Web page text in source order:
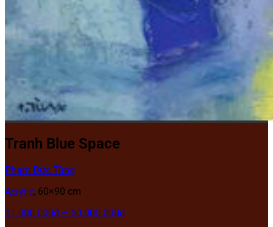
Tranh Blue Space
Phạm Đức Tùng
Acrylic, 60×90 cm
11.000.000₫ – 50.000.000₫